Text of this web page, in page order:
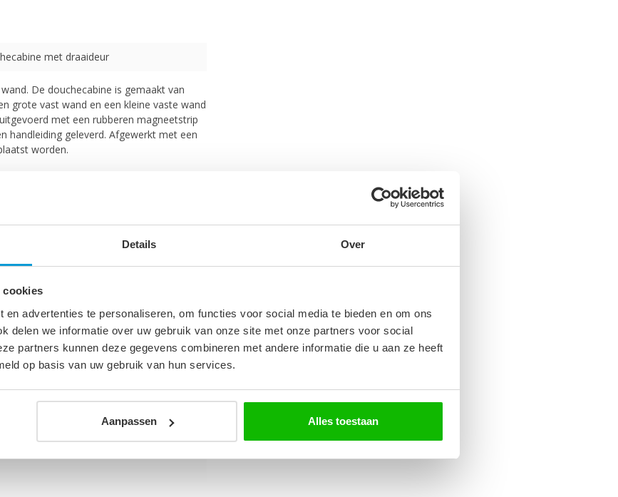
Details Over
cookies
en advertenties te personaliseren, om functies voor social media te bieden en om ons
delen we informatie over uw gebruik van onze site met onze partners voor social
partners kunnen deze gegevens combineren met andere informatie die u aan ze heeft
op basis van uw gebruik van hun services.
Aanpassen Alles toestaan
met draaideur
De douchecabine is gemaakt van
grote vast wand en een kleine vaste wand
met een rubberen magneetstrip
handleiding geleverd. Afgewerkt met een
worden.
87,5 x 87,5 x 190 cm.